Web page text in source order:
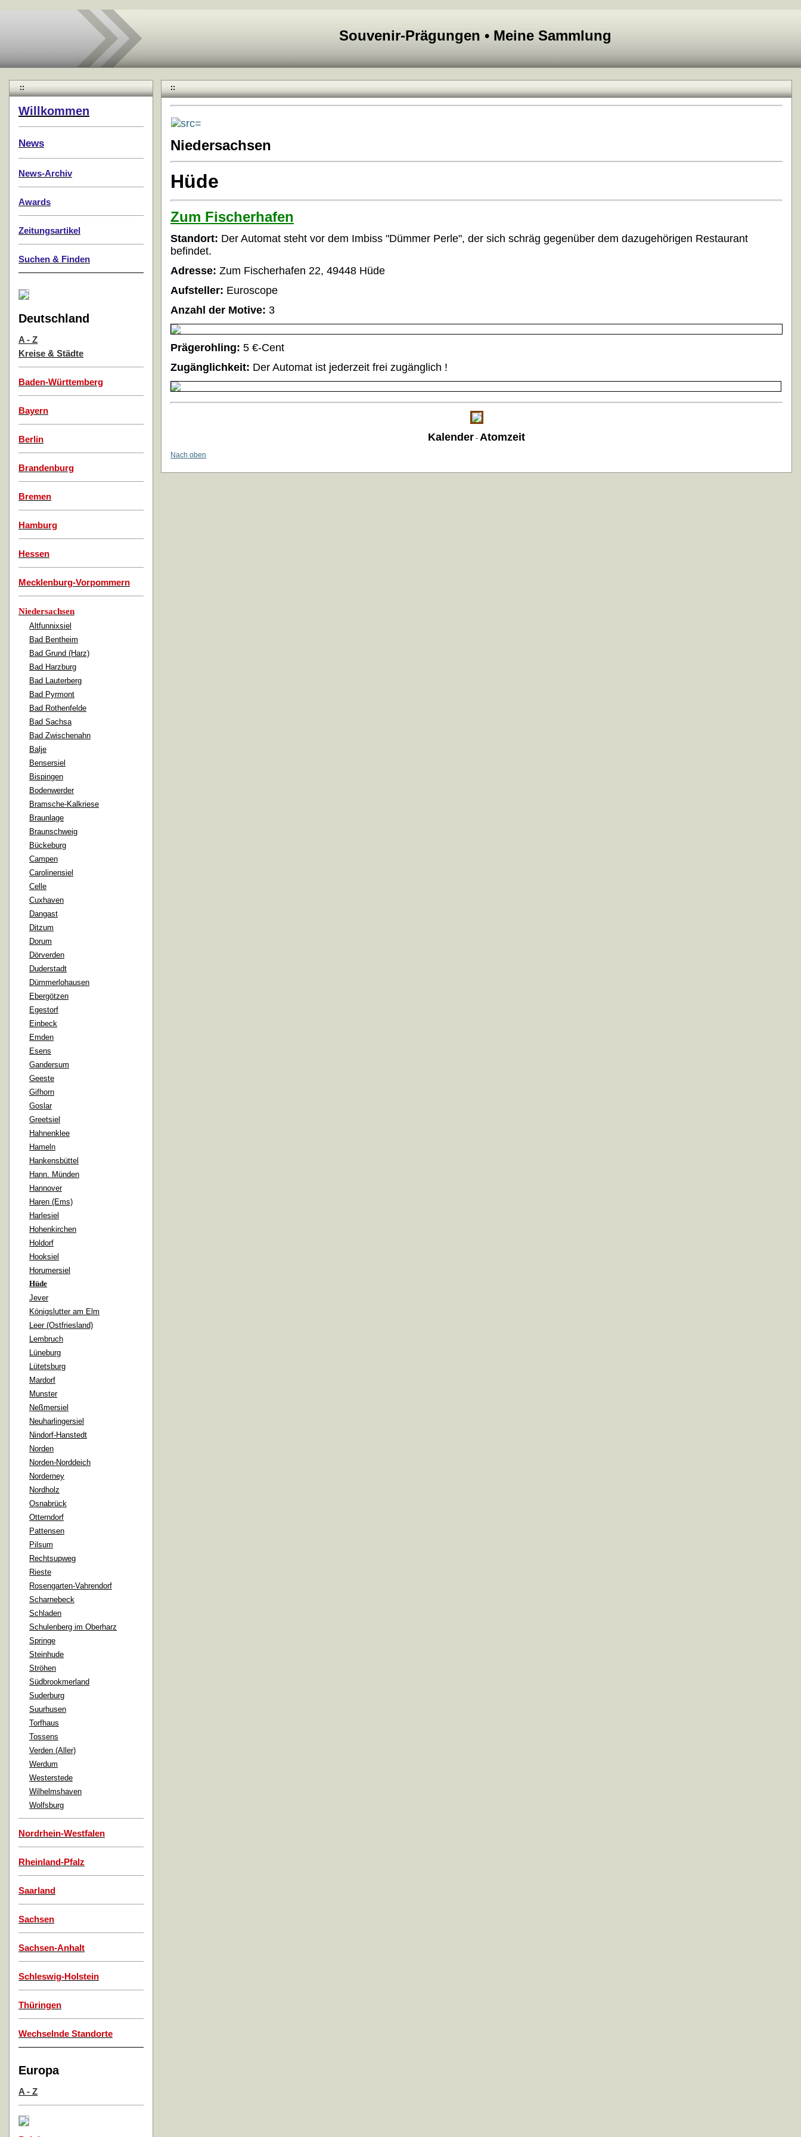
Souvenir-Prägungen • Meine Sammlung
::
Willkommen
News
News-Archiv
Awards
Zeitungsartikel
Suchen & Finden
Deutschland
A - Z
Kreise & Städte
Baden-Württemberg
Bayern
Berlin
Brandenburg
Bremen
Hamburg
Hessen
Mecklenburg-Vorpommern
Niedersachsen
Altfunnixsiel
Bad Bentheim
Bad Grund (Harz)
Bad Harzburg
Bad Lauterberg
Bad Pyrmont
Bad Rothenfelde
Bad Sachsa
Bad Zwischenahn
Balje
Bensersiel
Bispingen
Bodenwerder
Bramsche-Kalkriese
Braunlage
Braunschweig
Bückeburg
Campen
Carolinensiel
Celle
Cuxhaven
Dangast
Ditzum
Dorum
Dörverden
Duderstadt
Dümmerlohausen
Ebergötzen
Egestorf
Einbeck
Emden
Esens
Gandersum
Geeste
Gifhorn
Goslar
Greetsiel
Hahnenklee
Hameln
Hankensbüttel
Hann. Münden
Hannover
Haren (Ems)
Harlesiel
Hohenkirchen
Holdorf
Hooksiel
Horumersiel
Hüde
Jever
Königslutter am Elm
Leer (Ostfriesland)
Lembruch
Lüneburg
Lütetsburg
Mardorf
Munster
Neßmersiel
Neuharlingersiel
Nindorf-Hanstedt
Norden
Norden-Norddeich
Norderney
Nordholz
Osnabrück
Otterndorf
Pattensen
Pilsum
Rechtsupweg
Rieste
Rosengarten-Vahrendorf
Scharnebeck
Schladen
Schulenberg im Oberharz
Springe
Steinhude
Ströhen
Südbrookmerland
Suderburg
Suurhusen
Torfhaus
Tossens
Verden (Aller)
Werdum
Westerstede
Wilhelmshaven
Wolfsburg
Nordrhein-Westfalen
Rheinland-Pfalz
Saarland
Sachsen
Sachsen-Anhalt
Schleswig-Holstein
Thüringen
Wechselnde Standorte
Europa
A - Z
::
Niedersachsen
Hüde
Zum Fischerhafen
Standort: Der Automat steht vor dem Imbiss "Dümmer Perle", der sich schräg gegenüber dem dazugehörigen Restaurant
befindet.
Adresse: Zum Fischerhafen 22, 49448 Hüde
Aufsteller: Euroscope
Anzahl der Motive: 3
Prägerohling: 5 €-Cent
Zugänglichkeit: Der Automat ist jederzeit frei zugänglich !
Kalender - Atomzeit
Nach oben